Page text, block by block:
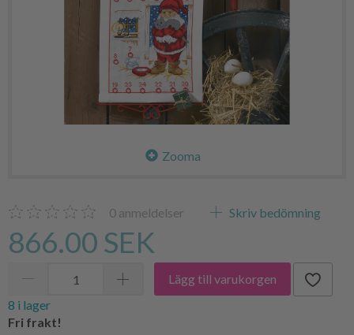
Zooma
0 anmeldelser Skriv bedömning
866.00 SEK
Lägg till varukorgen
8 i lager
Fri frakt!